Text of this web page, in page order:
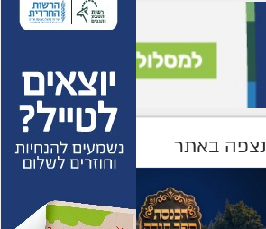
נצפה באתר